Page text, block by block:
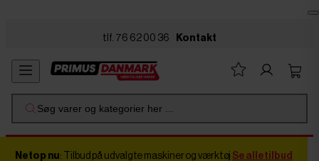
tlf. 76 62 00 36 Kontakt
Søg varer og kategorier her ...
Netop nu: Tilbud på udvalgte maskiner og værktøj Se alle tilbud